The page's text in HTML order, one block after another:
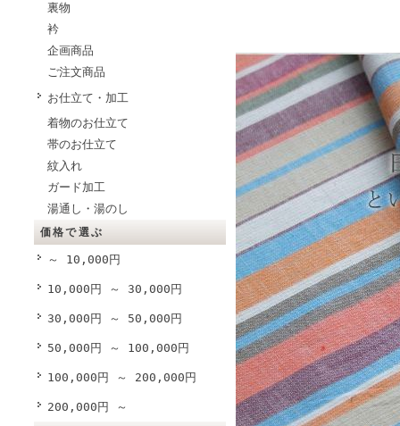
裏物
衿
企画商品
ご注文商品
お仕立て・加工
着物のお仕立て
帯のお仕立て
紋入れ
ガード加工
湯通し・湯のし
価格で選ぶ
～ 10,000円
10,000円 ～ 30,000円
30,000円 ～ 50,000円
50,000円 ～ 100,000円
100,000円 ～ 200,000円
200,000円 ～